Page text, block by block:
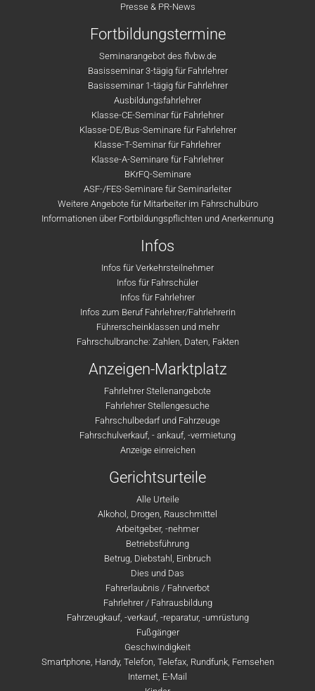
Presse & PR-News
Fortbildungstermine
Seminarangebot des flvbw.de
Basisseminar 3-tägig für Fahrlehrer
Basisseminar 1-tägig für Fahrlehrer
Ausbildungsfahrlehrer
Klasse-CE-Seminar für Fahrlehrer
Klasse-DE/Bus-Seminare für Fahrlehrer
Klasse-T-Seminar für Fahrlehrer
Klasse-A-Seminare für Fahrlehrer
BKrFQ-Seminare
ASF-/FES-Seminare für Seminarleiter
Weitere Angebote für Mitarbeiter im Fahrschulbüro
Informationen über Fortbildungspflichten und Anerkennung
Infos
Infos für Verkehrsteilnehmer
Infos für Fahrschüler
Infos für Fahrlehrer
Infos zum Beruf Fahrlehrer/Fahrlehrerin
Führerscheinklassen und mehr
Fahrschulbranche: Zahlen, Daten, Fakten
Anzeigen-Marktplatz
Fahrlehrer Stellenangebote
Fahrlehrer Stellengesuche
Fahrschulbedarf und Fahrzeuge
Fahrschulverkauf, - ankauf, -vermietung
Anzeige einreichen
Gerichtsurteile
Alle Urteile
Alkohol, Drogen, Rauschmittel
Arbeitgeber, -nehmer
Betriebsführung
Betrug, Diebstahl, Einbruch
Dies und Das
Fahrerlaubnis / Fahrverbot
Fahrlehrer / Fahrausbildung
Fahrzeugkauf, -verkauf, -reparatur, -umrüstung
Fußgänger
Geschwindigkeit
Smartphone, Handy, Telefon, Telefax, Rundfunk, Fernsehen
Internet, E-Mail